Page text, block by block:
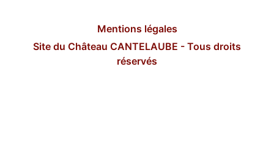
Mentions légales
Site du Château CANTELAUBE - Tous droits
réservés